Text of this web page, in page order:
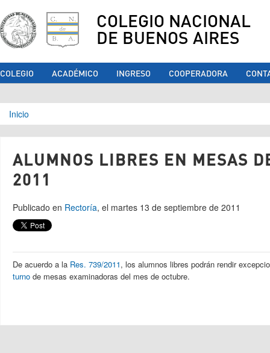
COLEGIO NACIONAL
DE BUENOS AIRES
COLEGIO ACADÉMICO INGRESO COOPERADORA
Se encuentra usted aquí
Inicio
ALUMNOS LIBRES EN MESAS
2011
Publicado en Rectoría, el martes 13 de septiembre de 2011
De acuerdo a la Res. 739/2011, los alumnos libres podrán rendir
turno de mesas examinadoras del mes de octubre.